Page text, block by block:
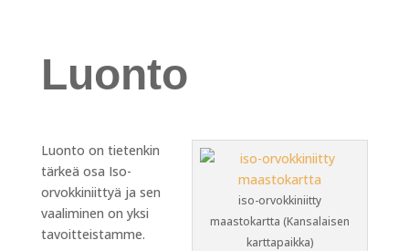
Luonto
iso-orvokkiniitty
maastokartta (Kansalaisen
karttapaikka)
Luonto on tietenkin
tärkeä osa Iso-
orvokkiniittyä ja sen
vaaliminen on yksi
tavoitteistamme.